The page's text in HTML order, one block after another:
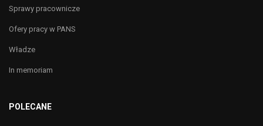
Sprawy pracownicze
Ofery pracy w PANS
Władze
In memoriam
POLECANE